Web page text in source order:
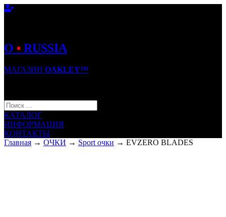
O • RUSSIA
МАГАЗИН OAKLEY™
КАТАЛОГ
ИНФОРМАЦИЯ
КОНТАКТЫ
Главная → ОЧКИ → Sport очки → EVZERO BLADES